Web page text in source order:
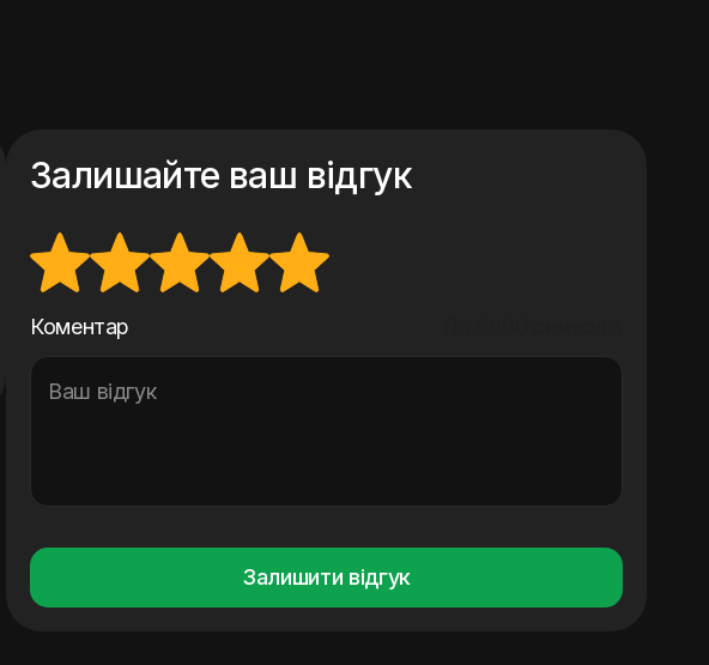
Залишайте ваш відгук
Коментар
Ваш відгук
Залишити відгук